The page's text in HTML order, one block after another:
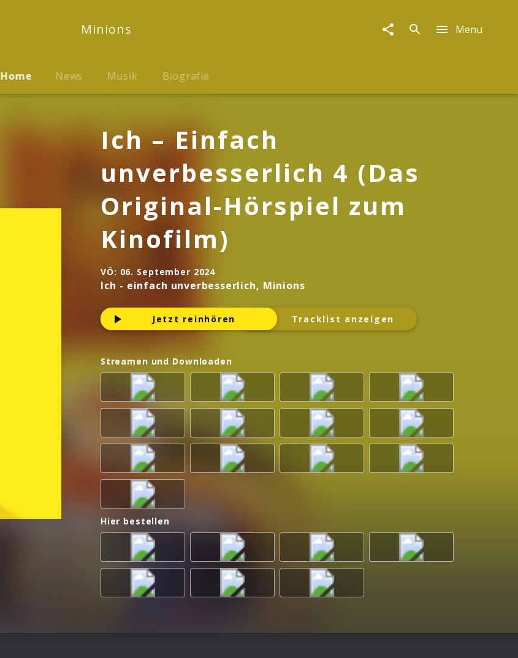
Minions Menu
Home News Musik Biografie
Ich – Einfach
unverbesserlich 4 (Das
Original-Hörspiel zum
Kinofilm)
VÖ: 06. September 2024
Ich - einfach unverbesserlich, Minions
Jetzt reinhören Tracklist anzeigen
Streamen und Downloaden
Hier bestellen